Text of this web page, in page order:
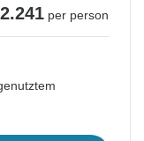
per person